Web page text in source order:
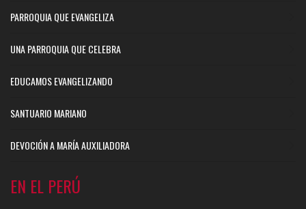
PARROQUIA QUE EVANGELIZA
UNA PARROQUIA QUE CELEBRA
EDUCAMOS EVANGELIZANDO
SANTUARIO MARIANO
DEVOCIÓN A MARÍA AUXILIADORA
EN EL PERÚ